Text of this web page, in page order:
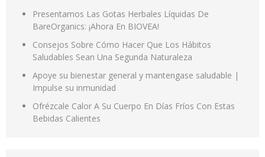
Presentamos Las Gotas Herbales Líquidas De
BareOrganics: ¡Ahora En BIOVEA!
Consejos Sobre Cómo Hacer Que Los Hábitos
Saludables Sean Una Segunda Naturaleza
Apoye su bienestar general y mantengase saludable |
Impulse su inmunidad
Ofrézcale Calor A Su Cuerpo En Días Fríos Con Estas
Bebidas Calientes